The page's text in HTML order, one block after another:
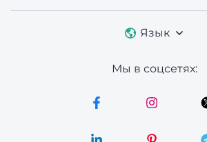
Язык
Мы в соцсетях: